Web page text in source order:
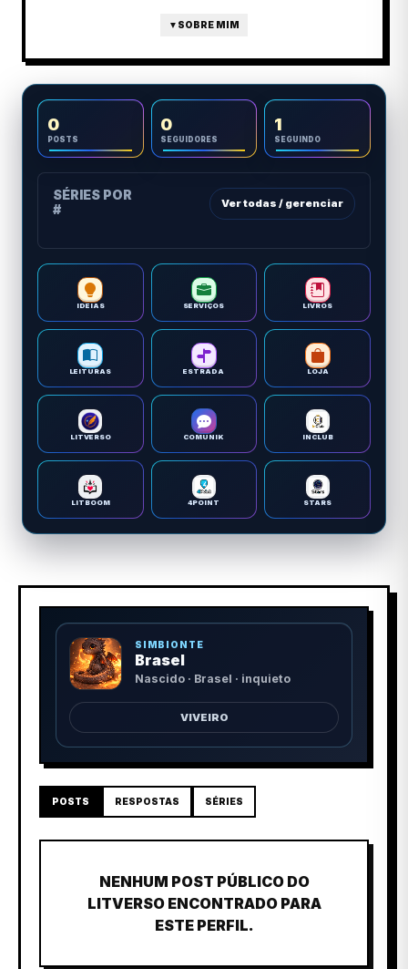
▼ SOBRE MIM
0
POSTS
0
SEGUIDORES
1
SEGUINDO
SÉRIES POR
#
Ver todas / gerenciar
IDEIAS SERVIÇOS LIVROS
LEITURAS ESTRADA LOJA
LITVERSO COMUNIK INCLUB
LITBOOM 4POINT STARS
SIMBIONTE
Brasel
Nascido · Brasel · inquieto
VIVEIRO
POSTS RESPOSTAS SÉRIES
NENHUM POST PÚBLICO DO
LITVERSO ENCONTRADO PARA
ESTE PERFIL.